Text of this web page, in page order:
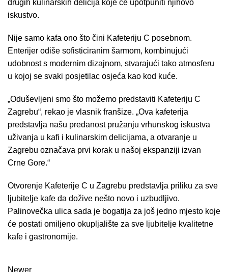
drugih kulinarskih delicija koje će upotpuniti njihovo
iskustvo.
Nije samo kafa ono što čini Kafeteriju C posebnom.
Enterijer odiše sofisticiranim šarmom, kombinujući
udobnost s modernim dizajnom, stvarajući tako atmosferu
u kojoj se svaki posjetilac osjeća kao kod kuće.
„Oduševljeni smo što možemo predstaviti Kafeteriju C
Zagrebu“, rekao je vlasnik franšize. „Ova kafeterija
predstavlja našu predanost pružanju vrhunskog iskustva
uživanja u kafi i kulinarskim delicijama, a otvaranje u
Zagrebu označava prvi korak u našoj ekspanziji izvan
Crne Gore.“
Otvorenje Kafeterije C u Zagrebu predstavlja priliku za sve
ljubitelje kafe da dožive nešto novo i uzbudljivo.
Palinovečka ulica sada je bogatija za još jedno mjesto koje
će postati omiljeno okupljalište za sve ljubitelje kvalitetne
kafe i gastronomije.
Newer